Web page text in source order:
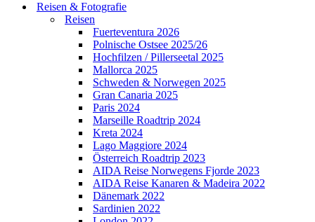
Reisen & Fotografie
Reisen
Fuerteventura 2026
Polnische Ostsee 2025/26
Hochfilzen / Pillerseetal 2025
Mallorca 2025
Schweden & Norwegen 2025
Gran Canaria 2025
Paris 2024
Marseille Roadtrip 2024
Kreta 2024
Lago Maggiore 2024
Österreich Roadtrip 2023
AIDA Reise Norwegens Fjorde 2023
AIDA Reise Kanaren & Madeira 2022
Dänemark 2022
Sardinien 2022